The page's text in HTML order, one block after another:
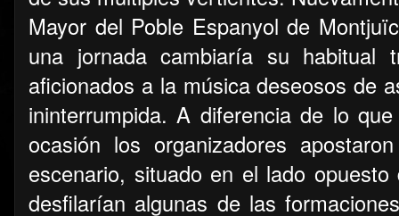
Mayor del Poble Espanyol de
una jornada cambiaría su
aficionados a la música deseosos de
ininterrumpida. A diferencia de lo
ocasión los organizadores
escenario, situado en el lado
desfilarían algunas de las